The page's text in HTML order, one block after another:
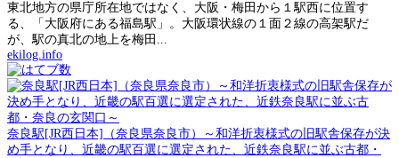
東北地方の県庁所在地ではなく、大阪・梅田から１駅西に位置す
る、「大阪府にある福島駅」。大阪環状線の１面２線の高架駅だ
が、駅の真北の地上を梅田...
ekilog.info
奈良駅[JR西日本]（奈良県奈良市）～和洋折衷様式の旧駅舎保存が決
め手となり、近畿の駅百選に選定された、近鉄奈良駅に並ぶ古都・